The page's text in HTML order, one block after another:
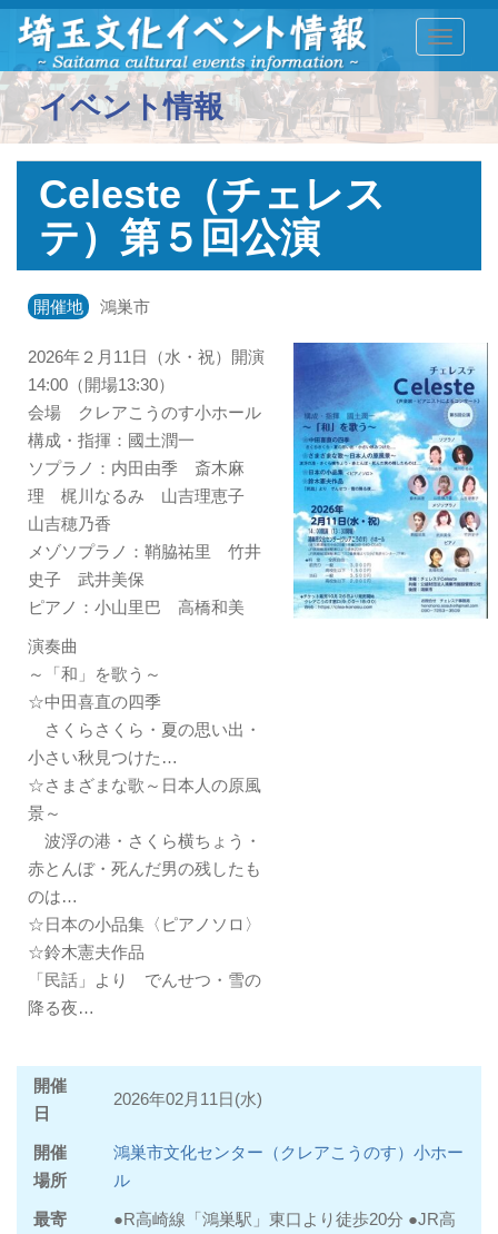
イベント情報
Celeste（チェレス
テ）第５回公演
開催地 鴻巣市
2026年２月11日（水・祝）開演
14:00（開場13:30）
会場 クレアこうのす小ホール
構成・指揮：國土潤一
ソプラノ：内田由季 斎木麻
理 梶川なるみ 山吉理恵子
山吉穂乃香
メゾソプラノ：鞘脇祐里 竹井
史子 武井美保
ピアノ：小山里巴 高橋和美
演奏曲
～「和」を歌う～
☆中田喜直の四季
さくらさくら・夏の思い出・
小さい秋見つけた…
☆さまざまな歌～日本人の原風
景～
波浮の港・さくら横ちょう・
赤とんぼ・死んだ男の残したも
のは…
☆日本の小品集〈ピアノソロ〉
☆鈴木憲夫作品
「民話」より でんせつ・雪の
降る夜…
開催
日
2026年02月11日(水)
開催
場所
鴻巣市文化センター（クレアこうのす）小ホー
ル
最寄
●R高崎線「鴻巣駅」東口より徒歩20分 ●JR高